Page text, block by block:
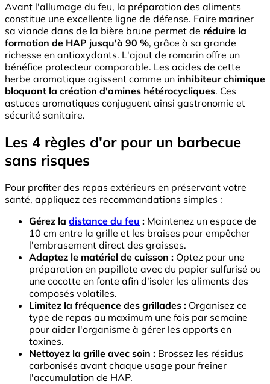
Avant l'allumage du feu, la préparation des aliments
constitue une excellente ligne de défense. Faire mariner
sa viande dans de la bière brune permet de réduire la
formation de HAP jusqu'à 90 %, grâce à sa grande
richesse en antioxydants. L'ajout de romarin offre un
bénéfice protecteur comparable. Les acides de cette
herbe aromatique agissent comme un inhibiteur chimique
bloquant la création d'amines hétérocycliques. Ces
astuces aromatiques conjuguent ainsi gastronomie et
sécurité sanitaire.
Les 4 règles d'or pour un barbecue
sans risques
Pour profiter des repas extérieurs en préservant votre
santé, appliquez ces recommandations simples :
Gérez la distance du feu : Maintenez un espace de
10 cm entre la grille et les braises pour empêcher
l'embrasement direct des graisses.
Adaptez le matériel de cuisson : Optez pour une
préparation en papillote avec du papier sulfurisé ou
une cocotte en fonte afin d'isoler les aliments des
composés volatiles.
Limitez la fréquence des grillades : Organisez ce
type de repas au maximum une fois par semaine
pour aider l'organisme à gérer les apports en
toxines.
Nettoyez la grille avec soin : Brossez les résidus
carbonisés avant chaque usage pour freiner
l'accumulation de HAP.